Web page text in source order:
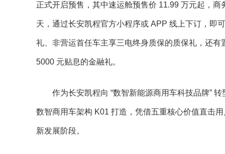
正式开启预售，其中速运舱预售价 11.99 万元起，
天，通过长安凯程官方小程序或 APP 线上下订，即
礼、非营运首任车主享三电终身质保的质保礼，还
5000 元贴息的金融礼。
作为长安凯程向 “数智新能源商用车科技品牌”
数智商用车架构 K01 打造，凭借五重核心价值直击
新发展阶段。